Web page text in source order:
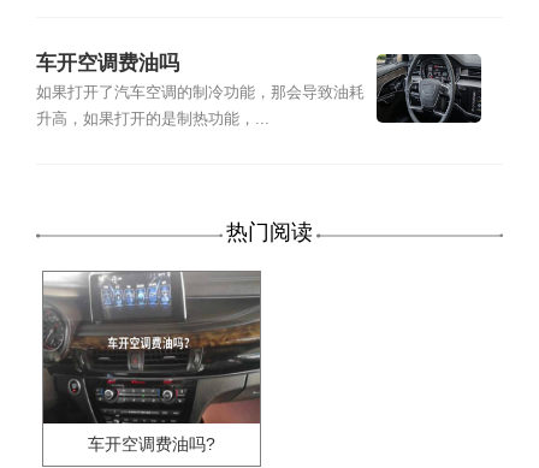
车开空调费油吗
如果打开了汽车空调的制冷功能，那会导致油耗
升高，如果打开的是制热功能，...
热门阅读
车开空调费油吗?